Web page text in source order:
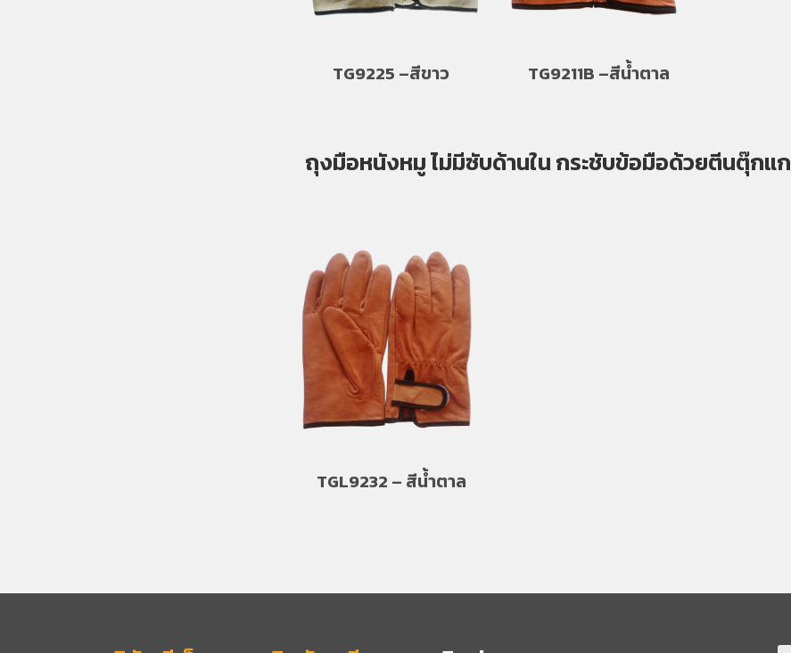
TG9225 –สีขาว TG9211B –สีน้ำตาล
ถุงมือหนังหมู ไม่มีซับด้านใน กระชับข้อมือด้วยตีนตุ๊กแก
TGL9232 – สีน้ำตาล